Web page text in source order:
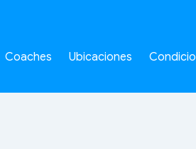
Coaches Ubicaciones